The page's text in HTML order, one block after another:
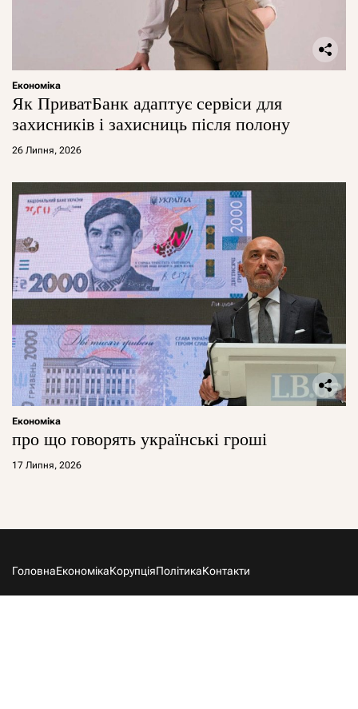
Економіка
Як ПриватБанк адаптує сервіси для
захисників і захисниць після полону
26 Липня, 2026
Економіка
про що говорять українські гроші
17 Липня, 2026
ГоловнаЕкономікаКорупціяПолітикаКонтакти